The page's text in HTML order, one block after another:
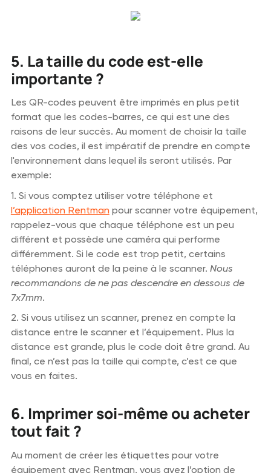
5. La taille du code est-elle
importante ?
Les QR-codes peuvent être imprimés en plus petit
format que les codes-barres, ce qui est une des
raisons de leur succès. Au moment de choisir la taille
des vos codes, il est impératif de prendre en compte
l'environnement dans lequel ils seront utilisés. Par
exemple:
1. Si vous comptez utiliser votre téléphone et
l’application Rentmanpour scanner votre équipement,
rappelez-vous que chaque téléphone est un peu
différent et possède une caméra qui performe
différemment. Si le code est trop petit, certains
téléphones auront de la peine à le scanner. Nous
recommandons de ne pas descendre en dessous de
7x7mm.
2. Si vous utilisez un scanner, prenez en compte la
distance entre le scanner et l’équipement. Plus la
distance est grande, plus le code doit être grand. Au
final, ce n’est pas la taille qui compte, c’est ce que
vous en faites.
6. Imprimer soi-même ou acheter
tout fait ?
Au moment de créer les étiquettes pour votre
équipement avec Rentman, vous avez l’option de